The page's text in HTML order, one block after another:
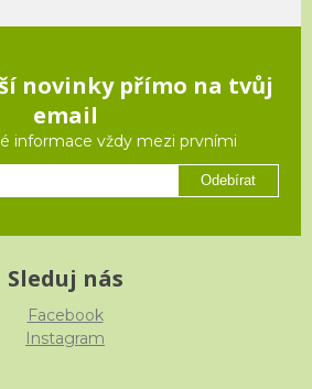
novinky přímo na tvůj
email
informace vždy mezi prvními
Odebírat
Sleduj nás
Facebook
Instagram